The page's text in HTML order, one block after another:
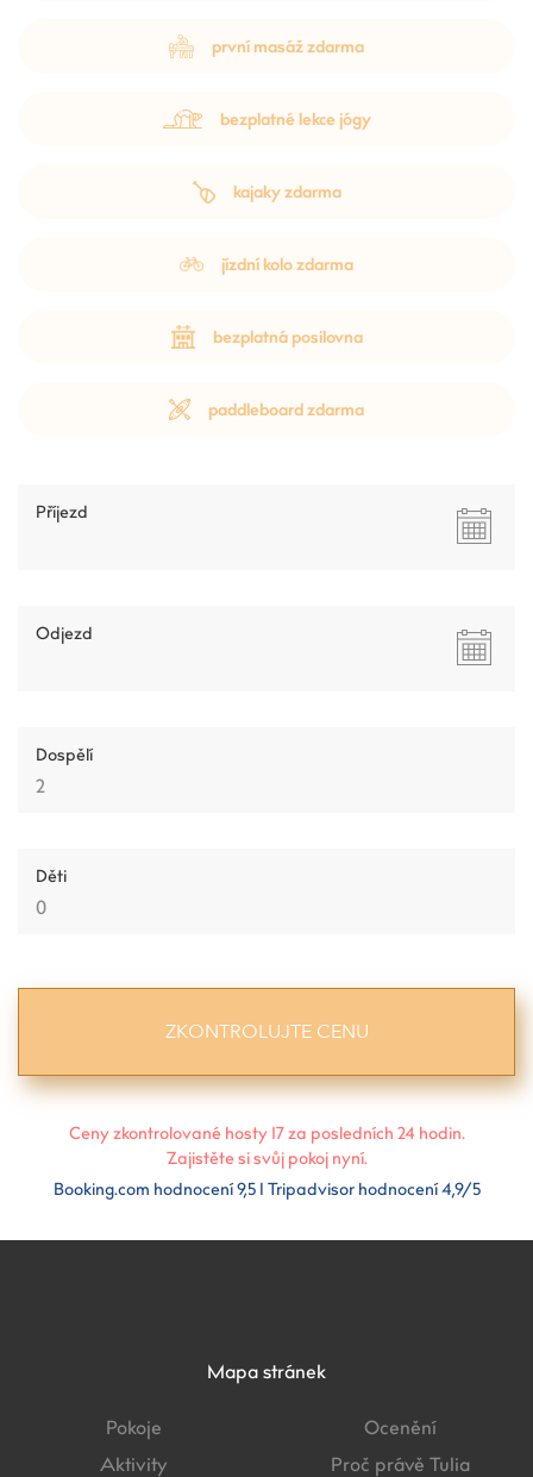
první masáž zdarma
bezplatné lekce jógy
kajaky zdarma
jízdní kolo zdarma
bezplatná posilovna
paddleboard zdarma
Příjezd
Odjezd
Dospělí
Děti
Ceny zkontrolované hosty 17 za posledních 24 hodin.
Zajistěte si svůj pokoj nyní.
Booking.com hodnocení 9,5 I Tripadvisor hodnocení 4,9/5
Mapa stránek
Pokoje
Aktivity
Ocenění
Proč právě Tulia